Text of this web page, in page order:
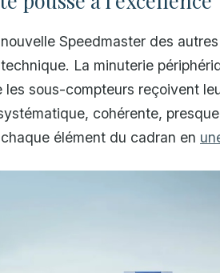
Speedmaster des
La minuterie
les sous-compteurs reçoivent
cohérente,
élément du cadran en